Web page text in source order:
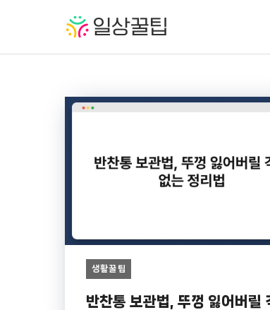
생활꿀팁
반찬통 보관법, 뚜껑 잃어버릴